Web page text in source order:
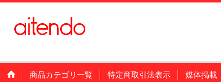
商品カテゴリ一覧 特定商取引法表示 媒体掲載